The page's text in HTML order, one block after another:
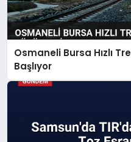
Osmaneli Bursa Hızlı
Başlıyor